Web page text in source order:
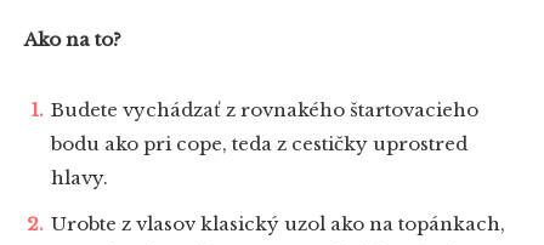
Ako na to?
Budete vychádzať z rovnakého štartovacieho
bodu ako pri cope, teda z cestičky uprostred
hlavy.
Urobte z vlasov klasický uzol ako na topánkach,